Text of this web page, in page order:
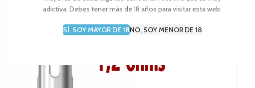
adictiva. Debes tener más de 18 años para visitar esta web.
SÍ, SOY MAYOR DE 18NO, SOY MENOR DE 18